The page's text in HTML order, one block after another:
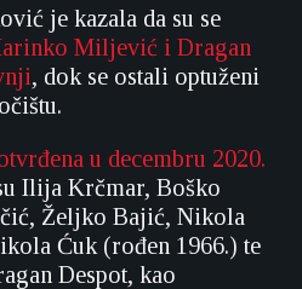
je kazala da su se
Miljević i Dragan
, dok se ostali optuženi
u decembru 2020.
Ilija Krčmar, Boško
Željko Bajić, Nikola
Ćuk (rođen 1966.) te
Despot, kao